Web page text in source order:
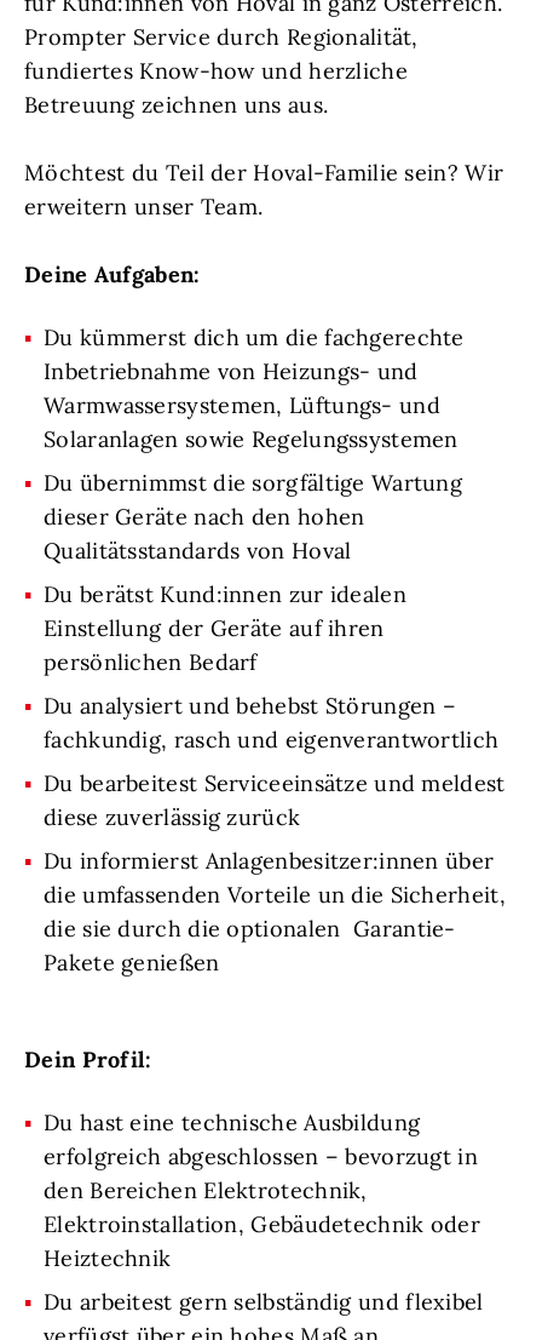
Prompter Service durch Regionalität,
fundiertes Know-how und herzliche
Betreuung zeichnen uns aus.
Möchtest du Teil der Hoval-Familie sein? Wir
erweitern unser Team.
Deine Aufgaben:
Du kümmerst dich um die fachgerechte
Inbetriebnahme von Heizungs- und
Warmwassersystemen, Lüftungs- und
Solaranlagen sowie Regelungssystemen
Du übernimmst die sorgfältige Wartung
dieser Geräte nach den hohen
Qualitätsstandards von Hoval
Du berätst Kund:innen zur idealen
Einstellung der Geräte auf ihren
persönlichen Bedarf
Du analysiert und behebst Störungen –
fachkundig, rasch und eigenverantwortlich
Du bearbeitest Serviceeinsätze und meldest
diese zuverlässig zurück
Du informierst Anlagenbesitzer:innen über
die umfassenden Vorteile un die Sicherheit,
die sie durch die optionalen Garantie-
Pakete genießen
Dein Profil:
Du hast eine technische Ausbildung
erfolgreich abgeschlossen – bevorzugt in
den Bereichen Elektrotechnik,
Elektroinstallation, Gebäudetechnik oder
Heiztechnik
Du arbeitest gern selbständig und flexibel